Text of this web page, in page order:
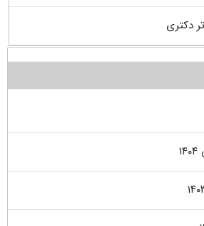
دکتری